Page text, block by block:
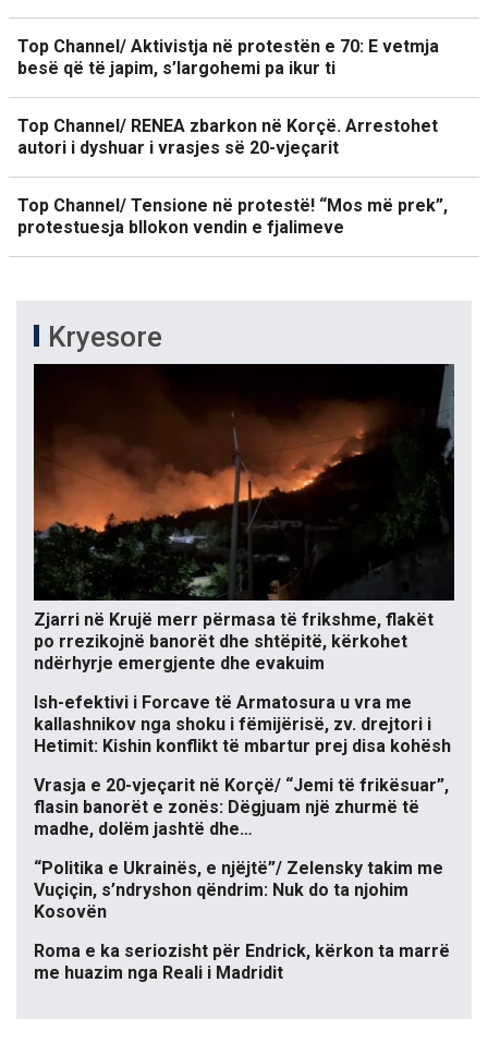
Top Channel/ Aktivistja në protestën e 70: E vetmja
besë që të japim, s’largohemi pa ikur ti
Top Channel/ RENEA zbarkon në Korçë. Arrestohet
autori i dyshuar i vrasjes së 20-vjeçarit
Top Channel/ Tensione në protestë! “Mos më prek”,
protestuesja bllokon vendin e fjalimeve
Kryesore
Zjarri në Krujë merr përmasa të frikshme, flakët
po rrezikojnë banorët dhe shtëpitë, kërkohet
ndërhyrje emergjente dhe evakuim
Ish-efektivi i Forcave të Armatosura u vra me
kallashnikov nga shoku i fëmijërisë, zv. drejtori i
Hetimit: Kishin konflikt të mbartur prej disa kohësh
Vrasja e 20-vjeçarit në Korçë/ “Jemi të frikësuar”,
flasin banorët e zonës: Dëgjuam një zhurmë të
madhe, dolëm jashtë dhe…
“Politika e Ukrainës, e njëjtë”/ Zelensky takim me
Vuçiçin, s’ndryshon qëndrim: Nuk do ta njohim
Kosovën
Roma e ka seriozisht për Endrick, kërkon ta marrë
me huazim nga Reali i Madridit